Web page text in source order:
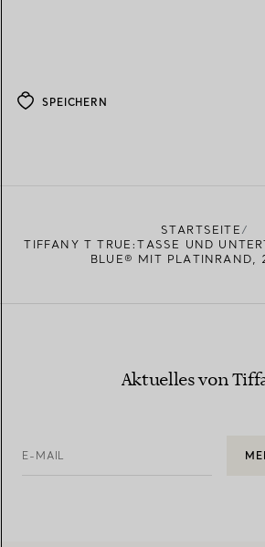
SPEICHERN
STARTSEITE
TIFFANY T TRUE:TASSE UND
BLUE® MIT PLATINRAND,
Aktuelles von
E-MAIL